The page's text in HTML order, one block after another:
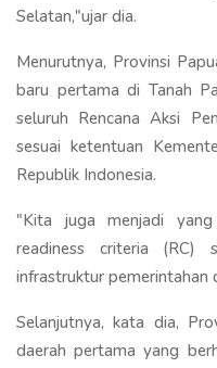
Selatan,"ujar dia.
Menurutnya, Provinsi
baru pertama di Tanah
seluruh Rencana Aksi
sesuai ketentuan
Republik Indonesia.
"Kita juga menjadi yang
readiness criteria (RC)
infrastruktur pemerintahan
Selanjutnya, kata dia,
daerah pertama yang